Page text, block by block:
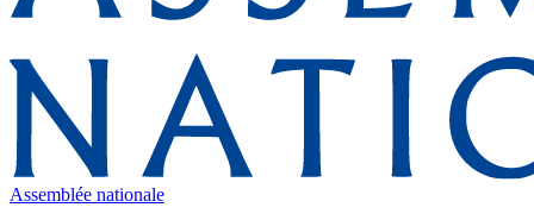
Assemblée nationale